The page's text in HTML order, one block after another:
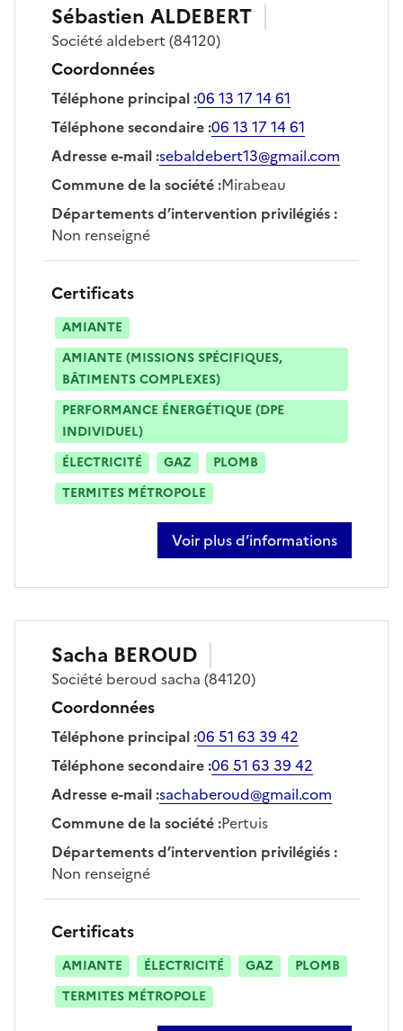
Sébastien ALDEBERT
Société aldebert (84120)
Coordonnées
Téléphone principal:06 13 17 14 61
Téléphone secondaire:06 13 17 14 61
Adresse e-mail:sebaldebert13@gmail.com
Commune de la société:Mirabeau
Départements d’intervention privilégiés:
Non renseigné
Certificats
AMIANTE
AMIANTE (MISSIONS SPÉCIFIQUES,
BÂTIMENTS COMPLEXES)
PERFORMANCE ÉNERGÉTIQUE (DPE
INDIVIDUEL)
ÉLECTRICITÉ
GAZ
PLOMB
TERMITES MÉTROPOLE
Voir plus d’informations
sur sébastien aldebert
Sacha BEROUD
Société beroud sacha (84120)
Coordonnées
Téléphone principal:06 51 63 39 42
Téléphone secondaire:06 51 63 39 42
Adresse e-mail:sachaberoud@gmail.com
Commune de la société:Pertuis
Départements d’intervention privilégiés:
Non renseigné
Certificats
AMIANTE ÉLECTRICITÉ GAZ
PLOMB
TERMITES MÉTROPOLE